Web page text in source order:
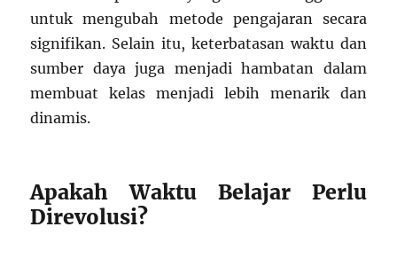
untuk mengubah metode pengajaran secara
signifikan. Selain itu, keterbatasan waktu dan
sumber daya juga menjadi hambatan dalam
membuat kelas menjadi lebih menarik dan
dinamis.
Apakah Waktu Belajar Perlu
Direvolusi?